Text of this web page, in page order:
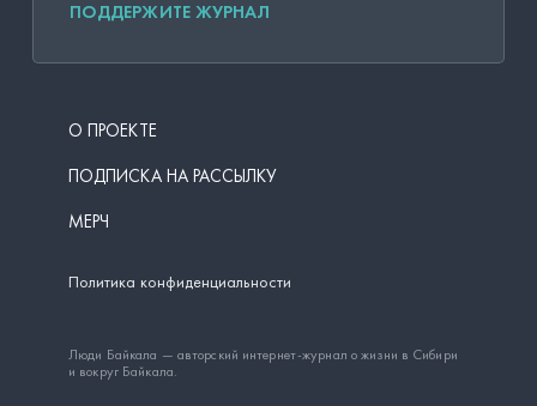
ПОДДЕРЖИТЕ ЖУРНАЛ
О ПРОЕКТЕ
ПОДПИСКА НА РАССЫЛКУ
МЕРЧ
Политика конфиденциальности
Люди Байкала — авторский интернет-журнал о жизни в Сибири
и вокруг Байкала.